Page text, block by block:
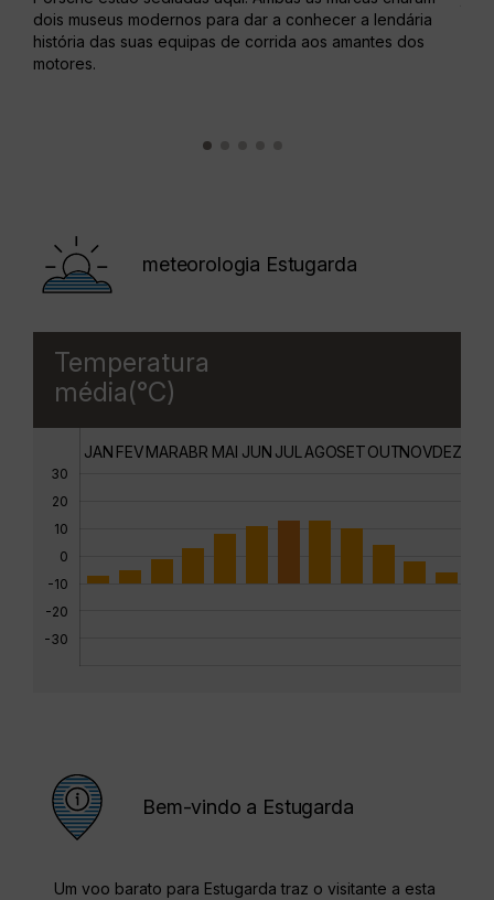
dois museus modernos para dar a conhecer a lendária
história das suas equipas de corrida aos amantes dos
motores.
meteorologia Estugarda
Temperatura
média(°C)
30
20
10
0
-10
-20
-30
JAN FEVMARABR MAI JUN JUL AGOSETOUTNOVDEZ
Bem-vindo a Estugarda
Um voo barato para Estugarda traz o visitante a esta